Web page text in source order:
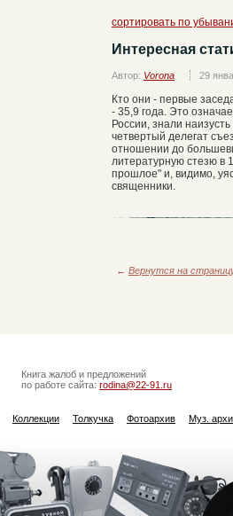
сортировать по
Интересная
Автор: Vorona 29
Кто они - первые
- 35,9 года. Это
России, знали
четвертый делегат
отношении до
литературную стезю в
прошлое" и, видимо,
священники.
← Вернутся на
Книга жалоб и предложений
по работе сайта: rodina@22-91.ru
Коллекции Толкучка Фотоархив Муз.